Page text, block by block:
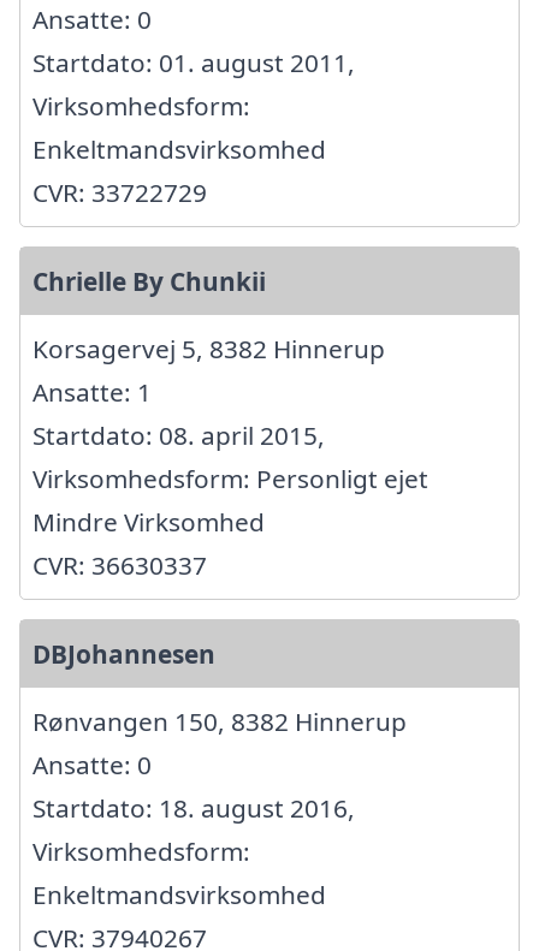
Ansatte: 0
Startdato: 01. august 2011,
Virksomhedsform:
Enkeltmandsvirksomhed
CVR: 33722729
Chrielle By Chunkii
Korsagervej 5, 8382 Hinnerup
Ansatte: 1
Startdato: 08. april 2015,
Virksomhedsform: Personligt ejet
Mindre Virksomhed
CVR: 36630337
DBJohannesen
Rønvangen 150, 8382 Hinnerup
Ansatte: 0
Startdato: 18. august 2016,
Virksomhedsform:
Enkeltmandsvirksomhed
CVR: 37940267